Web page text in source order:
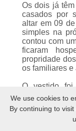
casados por
altar em 09
simples na
contou com
ficaram
propridade
os familiares
Castello
Estado de
apenas 30
O vestido
cinco
We use cookies to
By continuing to